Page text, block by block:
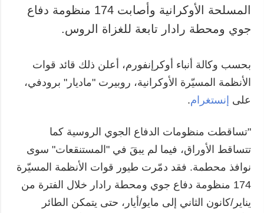
المسلحة الأوكرانية وأصابت 174 منظومة دفاع
جوي ومحطة رادار تابعة للغزاة الروس.
بحسب وكالة أنباء أوكرإنفورم، أعلن ذلك قائد قوات
الأنظمة المسيّرة الأوكرانية، روبيرت "ماديار" برودفي،
على إنستغرام.
"تساقطت منظومات الدفاع الجوي الروسية كما
تتساقط الأوراق، فيما لم يبقَ في "المستنقعات" سوى
نوافذ محطمة. فقد دمّرت طيور قوات الأنظمة المسيّرة
174 منظومة دفاع جوي ومحطة رادار خلال الفترة من
يناير/كانون الثاني إلى مايو/أيار، حتى يتمكن الطائر